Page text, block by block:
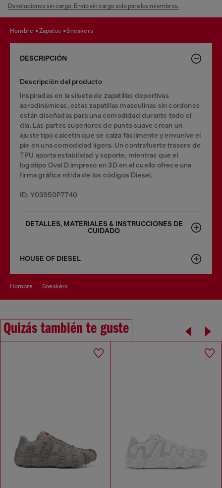
Devoluciones sin cargo. Envío sin cargo solo para los miembros.
hombre zapatos sneakers
DESCRIPCIÓN
Descripción del producto
Inspiradas en la silueta de zapatillas deportivas
aerodinámicas, estas zapatillas masculinas sin cordones
están diseñadas para una comodidad durante todo el
día. Las partes superiores de punto suave crean un
ajuste tipo calcetín que se calza fácilmente y envuelve el
pie en una comodidad ligera. Un contrafuerte trasero de
TPU aporta estabilidad y soporte, mientras que el
logotipo Oval D impreso en 3D en el cuello ofrece una
firma gráfica nítida de los códigos Diesel.
ID: Y03950P7740
DETALLES, MATERIALES & INSTRUCCIONES DE
CUIDADO
HOUSE OF DIESEL
hombre sneakers
Quizás también te guste